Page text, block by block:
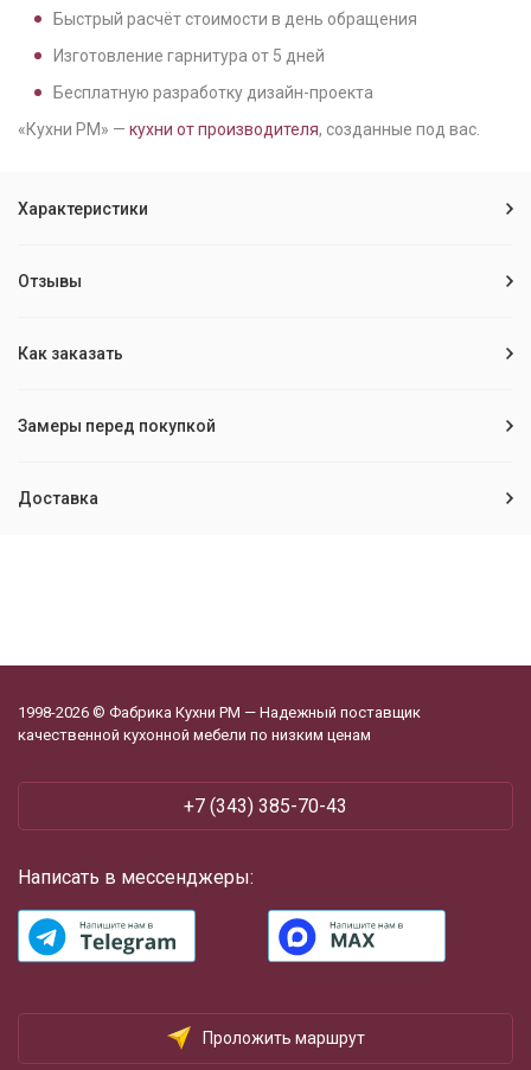
Быстрый расчёт стоимости в день обращения
Изготовление гарнитура от 5 дней
Бесплатную разработку дизайн-проекта
«Кухни РМ» — кухни от производителя, созданные под вас.
Характеристики
Отзывы
Как заказать
Замеры перед покупкой
Доставка
1998-2026 © Фабрика Кухни РМ — Надежный поставщик
качественной кухонной мебели по низким ценам
+7 (343) 385-70-43
Написать в мессенджеры:
Проложить маршрут